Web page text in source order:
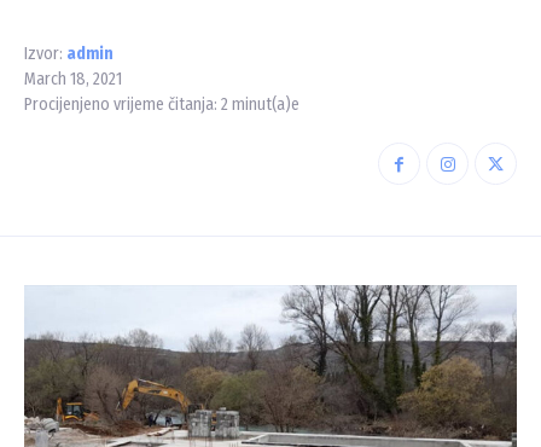
Izvor: admin
March 18, 2021
Procijenjeno vrijeme čitanja: 2 minut(a)e